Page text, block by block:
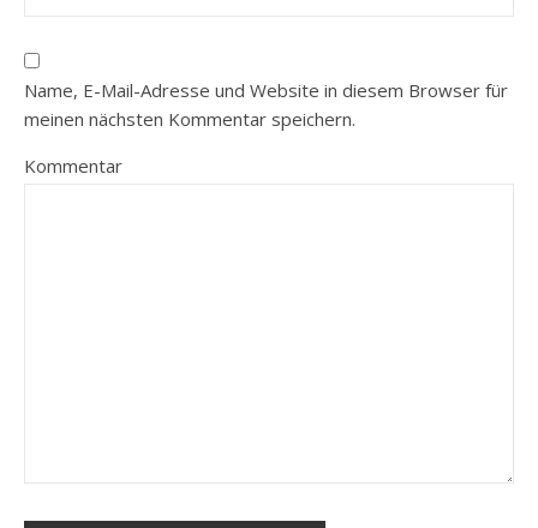
Name, E-Mail-Adresse und Website in diesem Browser für
meinen nächsten Kommentar speichern.
Kommentar